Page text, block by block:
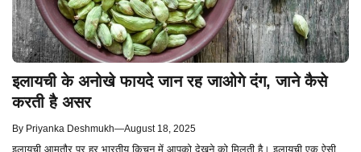
इलायची के अनोखे फायदे जान रह जाओगे दंग, जाने कैसे
करती है असर
By Priyanka Deshmukh—August 18, 2025
इलायची आमतौर पर हर भारतीय किचन में आपको देखने को मिलती है। इलायची एक ऐसी